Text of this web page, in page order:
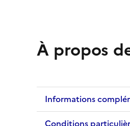
À propos
Informations